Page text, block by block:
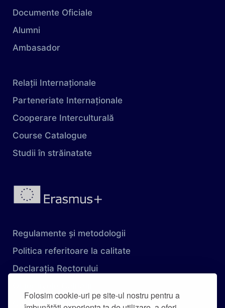
Folosim cookie-uri pe site-ul nostru pentru a
Documente Oficiale
Alumni
Ambasador
Relații Internaționale
Parteneriate Internaționale
Cooperare Interculturală
Course Catalogue
Studii în străinatate
Regulamente și metodologii
Politica referitoare la calitate
Declarația Rectorului
Carta Universității